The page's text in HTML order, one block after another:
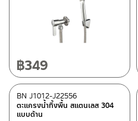
฿349
ตะแกรงน้ำทิ้งพื้น สแตนเลส 304
แบบด้าน
BN J1012-J22556